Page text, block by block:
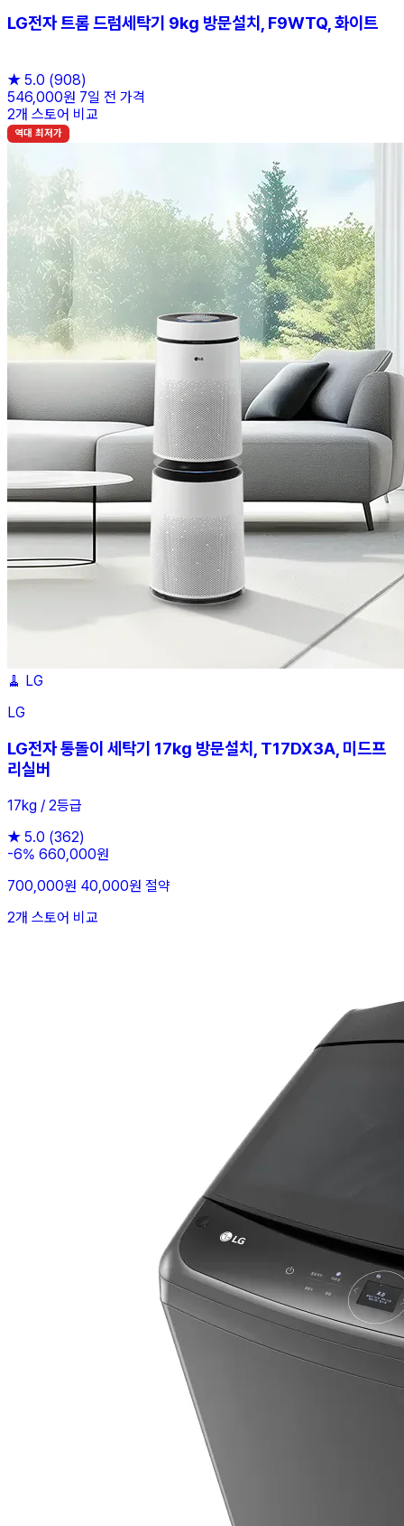
LG전자 트롬 드럼세탁기 9kg 방문설치, F9WTQ, 화이트
★ 5.0 (908)
546,000원 7일 전 가격
2개 스토어 비교
역대 최저가
🧹 LG
LG
LG전자 통돌이 세탁기 17kg 방문설치, T17DX3A, 미드프
리실버
17kg / 2등급
★ 5.0 (362)
-6% 660,000원
700,000원 40,000원 절약
2개 스토어 비교